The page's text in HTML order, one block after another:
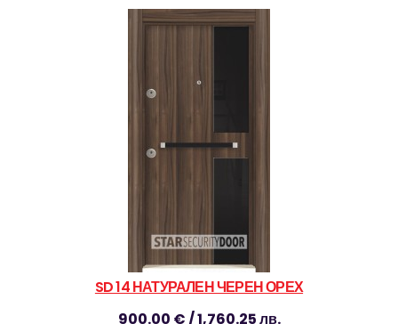
SD 14 НАТУРАЛЕН ЧЕРЕН ОРЕХ
900.00 € / 1,760.25 лв.